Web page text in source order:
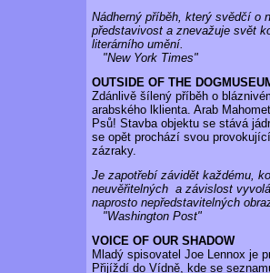
Nádherný příběh, který svědčí o
představivost a znevažuje svět
literárního umění.
"New York Times"
OUTSIDE OF THE
Zdánlivě šílený příběh o
arabského lklienta. Arab
Psů! Stavba objektu se stává
se opět prochází svou
zázraky.
Je zapotřebí závidět každému,
neuvěřitelných a závislost
naprosto nepředstavitelných
"Washington Post"
VOICE OF OUR SHADOW
Mladý spisovatel Joe Lennox je
Přijíždí do Vídně, kde se